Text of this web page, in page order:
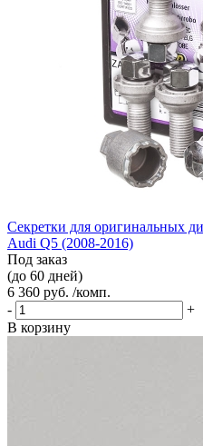
Секретки для оригинальных
Audi Q5 (2008-2016)
Под заказ
(до 60 дней)
6 360 руб. /комп.
-
+
В корзину